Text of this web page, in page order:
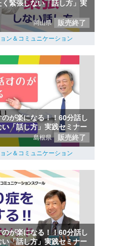
緊張しない「話し方」実
岡山県 販売終了
ン＆コミュニケーション
が楽になる！！60分話し
「話し方」実践セミナー
島根県 販売終了
ン＆コミュニケーション
が楽になる！！60分話し
「話し方」実践セミナー